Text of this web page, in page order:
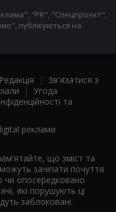
"PR", "Спецпроект",
публікуються на
Редакція | Зв'язатися з
| Угода
та
реклами
що зміст та
зачіпати почуття
чи опосередковано
які порушують ці
заблоковані.